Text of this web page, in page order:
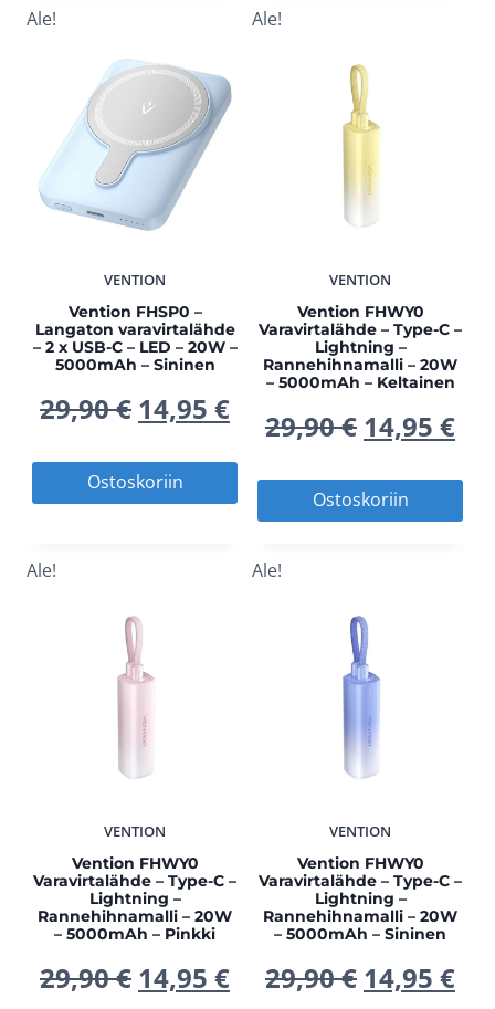
27,45 €.
Ale!
VENTION
Vention FHSP0 –
Langaton varavirtalähde
– 2 x USB-C – LED – 20W –
5000mAh – Sininen
29,90€ Alkuperäinen
hinta
oli:
14,95 €Nykyinen
hinta
on:
14,95 €.
Ostoskoriin
Ale!
VENTION
Vention FHWY0
Varavirtalähde – Type-C –
Lightning –
Rannehihnamalli – 20W
– 5000mAh – Keltainen
29,90€
hinta
oli:
14,95 €
on:
Ostoskoriin
Ale!
VENTION
Vention FHWY0
Varavirtalähde – Type-C –
Lightning –
Rannehihnamalli – 20W
– 5000mAh – Pinkki
29,90€ Alkuperäinen
14,95 €Nykyinen
Ale!
VENTION
Vention FHWY0
Varavirtalähde – Type-C –
Lightning –
Rannehihnamalli – 20W
– 5000mAh – Sininen
29,90€ 14,95 €